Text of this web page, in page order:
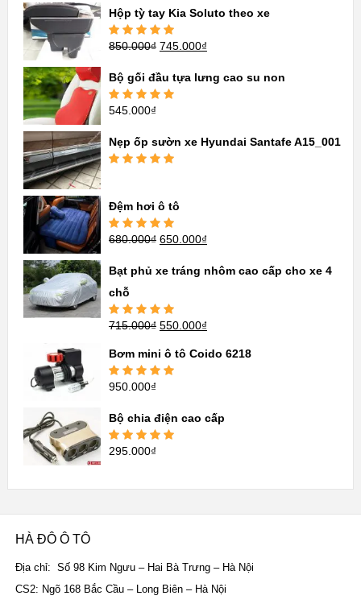
sao
Hộp tỳ tay Kia Soluto theo xe
Được xếp
sao
850.000₫ 745.000₫
Bộ gối đầu tựa lưng cao su non
Được xếp
545.000₫
Nẹp ốp sườn xe Hyundai Santafe A15_001
sao
Đệm hơi ô tô
Được xếp
680.000₫ 650.000₫
Bạt phủ xe tráng nhôm cao cấp cho xe 4
chỗ
Được xếp
sao
715.000₫ 550.000₫
Bơm mini ô tô Coido 6218
Được xếp
sao
950.000₫
Bộ chia điện cao cấp
Được xếp
295.000₫
HÀ ĐÔ Ô TÔ
Địa chỉ: Số 98 Kim Ngưu – Hai Bà Trưng – Hà Nội
CS2: Ngõ 168 Bắc Cầu – Long Biên – Hà Nội